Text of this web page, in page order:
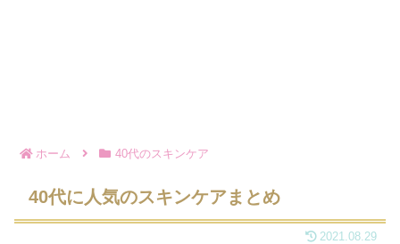
ホーム 40代のスキンケア
40代に人気のスキンケアまとめ
2021.08.29